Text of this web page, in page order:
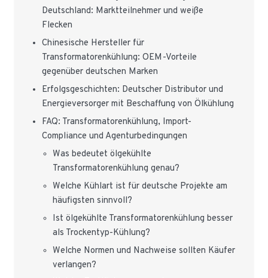
Deutschland: Marktteilnehmer und weiße
Flecken
Chinesische Hersteller für
Transformatorenkühlung: OEM-Vorteile
gegenüber deutschen Marken
Erfolgsgeschichten: Deutscher Distributor und
Energieversorger mit Beschaffung von Ölkühlung
FAQ: Transformatorenkühlung, Import-
Compliance und Agenturbedingungen
Was bedeutet ölgekühlte
Transformatorenkühlung genau?
Welche Kühlart ist für deutsche Projekte am
häufigsten sinnvoll?
Ist ölgekühlte Transformatorenkühlung besser
als Trockentyp-Kühlung?
Welche Normen und Nachweise sollten Käufer
verlangen?